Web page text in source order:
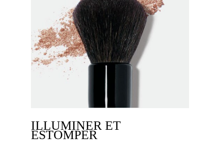
ILLUMINER ET
ESTOMPER